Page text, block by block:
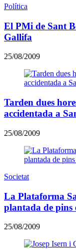
Política
El PMi de Sant
Gallifa
25/08/2009
Tarden dues
accidentada a
25/08/2009
Societat
La Plataforma
plantada de pins
25/08/2009